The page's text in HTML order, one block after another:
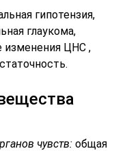
гипотензия,
глаукома,
изменения ЦНС ,
чувств: общая